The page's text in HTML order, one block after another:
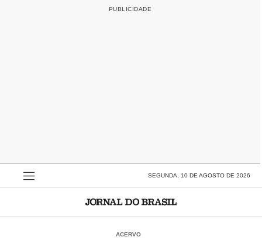
SEGUNDA, 10 DE AGOSTO DE 2026
ACERVO